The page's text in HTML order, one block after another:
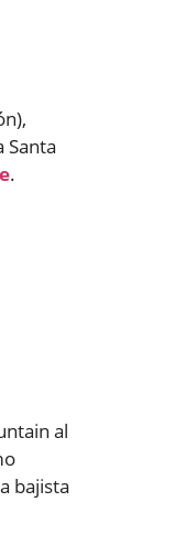
Santa
.
al
bajista